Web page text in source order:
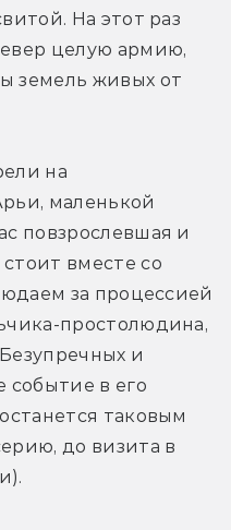
На этот раз
целую армию,
земель живых от
на
маленькой
повзрослевшая и
вместе со
за процессией
простолюдина,
и
событие в его
таковым
до визита в